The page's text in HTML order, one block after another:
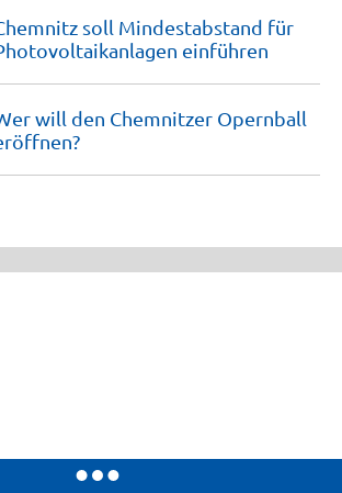
soll Mindestabstand für
einführen
will den Chemnitzer Opernball